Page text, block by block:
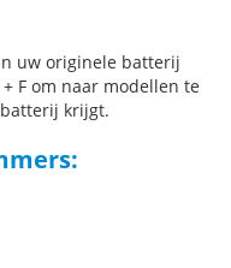
uw originele batterij
F om naar modellen te
krijgt.